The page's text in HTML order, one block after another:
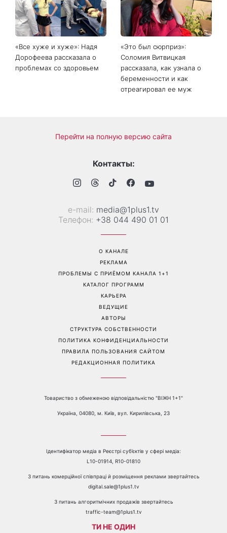
«Все хуже и хуже»: Надя
Дорофеева рассказала о
проблемах со здоровьем
«Это был сюрприз»:
Соломия Витвицкая
рассказала, как узнала о
беременности и как
отреагировал ее муж
Перейти на полную версию сайта
Контакты:
е-mail: media@1plus1.tv
Телефон: +38 044 490 01 01
О КАНАЛЕ
РЕКЛАМА
ПРОБЛЕМЫ С ПРИЁМОМ КАНАЛА 1+1
КАТАЛОГ ПРОГРАММ
КАРЬЕРА
ВЕДУЩИЕ
АВТОРЫ
СТРУКТУРА СОБСТВЕННОСТИ
ПОЛИТИКА КОНФИДЕНЦИАЛЬНОСТИ
ПРАВИЛА ПОЛЬЗОВАНИЯ САЙТОМ
РЕДАКЦИОННАЯ ПОЛИТИКА
Товариство з обмеженою відповідальністю "ВІЖН 1+1"
Україна, 04080, м. Київ, вул. Кирилівська, 23
Ідентифікатор медіа в Реєстрі суб’єктів у сфері медіа:
L10-01914, R10-01810
З питань комерційної співпраці й розміщення реклами звертайтесь
digital.sale@1plus1.tv
З питань алгоритмічних продажів звертайтесь
traffic-team@1plus1.tv
ТИ НЕ ОДИН